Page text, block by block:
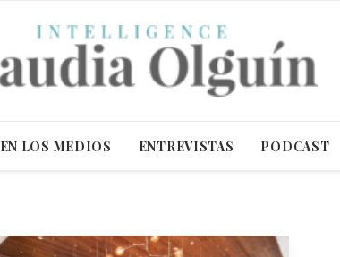
EN LOS MEDIOS ENTREVISTAS PODCAST